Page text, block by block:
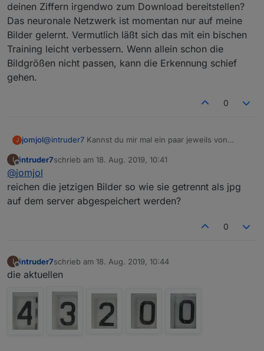
deinen Ziffern irgendwo zum Download bereitstellen?
Das neuronale Netzwerk ist momentan nur auf meine
Bilder gelernt. Vermutlich läßt sich das mit ein bischen
Training leicht verbessern. Wenn allein schon die
Bildgrößen nicht passen, kann die Erkennung schief
gehen.
0
J jomjol@intruder7 Kannst du mir mal ein paar jeweils von
Das neuronale Netzwerk ist momentan nur auf meine
Training leicht verbessern. Wenn allein schon die
Bildgrößen nicht passen, kann die Erkennung schief
gehen.
I
Offline
intruder7schrieb am 18. Aug. 2019, 10:41
zuletzt editiert von
@jomjol
reichen die jetzigen Bilder so wie sie getrennt als jpg
auf dem server abgespeichert werden?
0
I
Offline
intruder7schrieb am 18. Aug. 2019, 10:44
zuletzt editiert von
die aktuellen